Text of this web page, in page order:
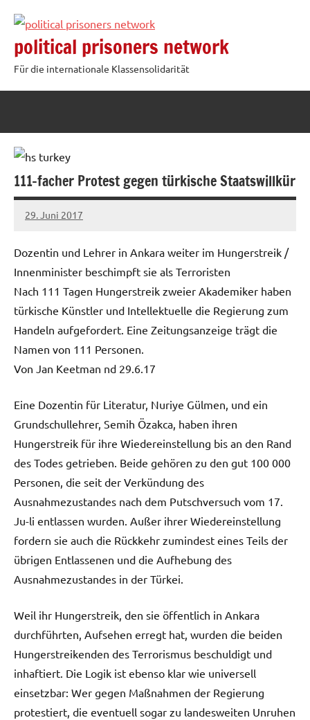
Inhalt
springen
political prisoners network
Für die internationale Klassensolidarität
111-facher Protest gegen türkische Staatswillkür
29. Juni 2017
admin
Dozentin und Lehrer in Ankara weiter im Hungerstreik /
Innenminister beschimpft sie als Terroristen
Nach 111 Tagen Hungerstreik zweier Akademiker haben
türkische Künstler und Intellektuelle die Regierung zum
Handeln aufgefordert. Eine Zeitungsanzeige trägt die
Namen von 111 Personen.
Von Jan Keetman nd 29.6.17
Eine Dozentin für Literatur, Nuriye Gülmen, und ein
Grundschullehrer, Semih Özakca, haben ihren
Hungerstreik für ihre Wiedereinstellung bis an den Rand
des Todes getrieben. Beide gehören zu den gut 100 000
Personen, die seit der Verkündung des
Ausnahmezustandes nach dem Putschversuch vom 17.
Ju-li entlassen wurden. Außer ihrer Wiedereinstellung
fordern sie auch die Rückkehr zumindest eines Teils der
übrigen Entlassenen und die Aufhebung des
Ausnahmezustandes in der Türkei.
Weil ihr Hungerstreik, den sie öffentlich in Ankara
durchführten, Aufsehen erregt hat, wurden die beiden
Hungerstreikenden des Terrorismus beschuldigt und
inhaftiert. Die Logik ist ebenso klar wie universell
einsetzbar: Wer gegen Maßnahmen der Regierung
protestiert, die eventuell sogar zu landesweiten Unruhen